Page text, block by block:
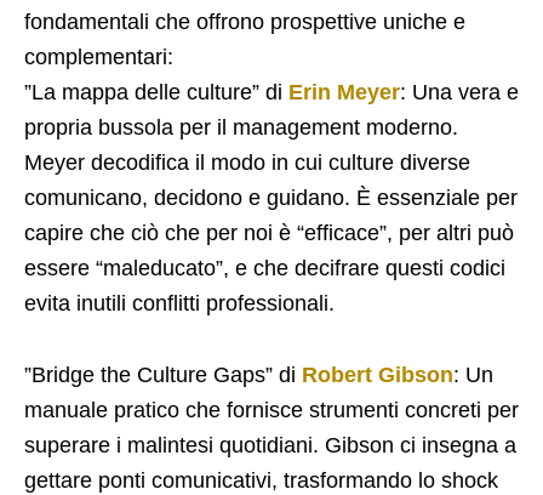
fondamentali che offrono prospettive uniche e
complementari:
​”La mappa delle culture” di Erin Meyer: Una vera e
propria bussola per il management moderno.
Meyer decodifica il modo in cui culture diverse
comunicano, decidono e guidano. È essenziale per
capire che ciò che per noi è “efficace”, per altri può
essere “maleducato”, e che decifrare questi codici
evita inutili conflitti professionali.
​”Bridge the Culture Gaps” di Robert Gibson: Un
manuale pratico che fornisce strumenti concreti per
superare i malintesi quotidiani. Gibson ci insegna a
gettare ponti comunicativi, trasformando lo shock